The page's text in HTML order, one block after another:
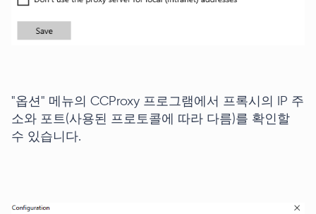
"옵션" 메뉴의 CCProxy 프로그램에서 프록시의 IP 주
소와 포트(사용된 프로토콜에 따라 다름)를 확인할
수 있습니다.